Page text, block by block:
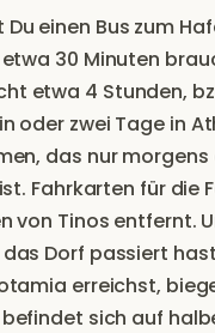
einen Bus zum
30 Minuten
etwa 4 Stunden,
oder zwei Tage in
das nur
Fahrkarten für die
von Tinos entfernt.
das Dorf passiert
erreichst,
sich auf